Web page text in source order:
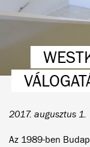
2017. augusztus 1.
Az 1989-ben